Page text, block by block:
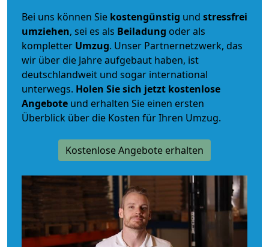
Bei uns können Sie kostengünstig und stressfrei
umziehen, sei es als Beiladung oder als
kompletter Umzug. Unser Partnernetzwerk, das
wir über die Jahre aufgebaut haben, ist
deutschlandweit und sogar international
unterwegs. Holen Sie sich jetzt kostenlose
Angebote und erhalten Sie einen ersten
Überblick über die Kosten für Ihren Umzug.
Kostenlose Angebote erhalten